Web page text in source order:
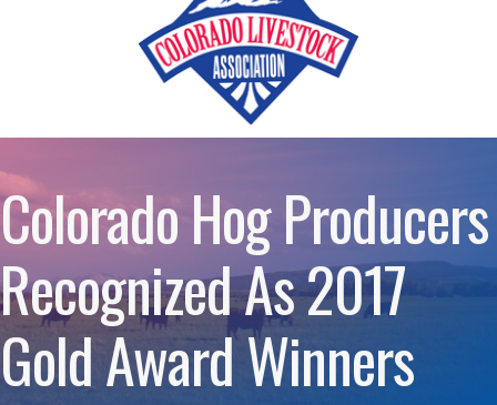
Colorado Hog Producers
Recognized As 2017
Gold Award Winners